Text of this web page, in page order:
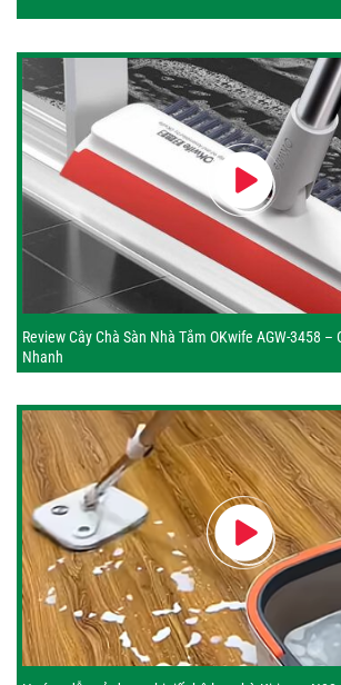
Review Cây Chà Sàn Nhà Tắm OKwife AGW-3458 –
Nhanh